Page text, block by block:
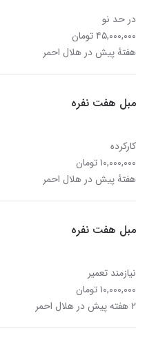
در حد نو
۴۵,۰۰۰,۰۰۰ تومان
هفتهٔ پیش در هلال احمر
مبل هفت نفره
کارکرده
۱۰,۰۰۰,۰۰۰ تومان
هفتهٔ پیش در هلال احمر
مبل هفت نفره
نیازمند تعمیر
۱۰,۰۰۰,۰۰۰ تومان
۲ هفته پیش در هلال احمر